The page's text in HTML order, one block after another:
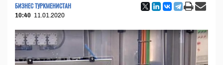
БИЗНЕС ТУРКМЕНИСТАН
10:40 11.01.2020